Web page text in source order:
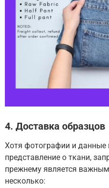
4. Доставка образцов
Хотя фотографии и данные
представление о ткани,
прежнему является
несколько: